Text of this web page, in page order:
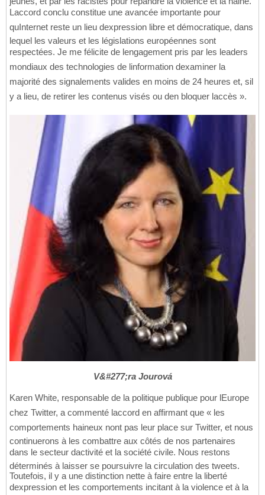
Laccord conclu constitue une avancée importante pour
quInternet reste un lieu dexpression libre et démocratique, dans
lequel les valeurs et les législations européennes sont
respectées. Je me félicite de lengagement pris par les leaders
mondiaux des technologies de linformation dexaminer la
majorité des signalements valides en moins de 24 heures et, sil
y a lieu, de retirer les contenus visés ou den bloquer laccès ».
V&#277;ra Jourová
Karen White, responsable de la politique publique pour lEurope
chez Twitter, a commenté laccord en affirmant que « les
comportements haineux nont pas leur place sur Twitter, et nous
continuerons à les combattre aux côtés de nos partenaires
dans le secteur dactivité et la société civile. Nous restons
déterminés à laisser se poursuivre la circulation des tweets.
Toutefois, il y a une distinction nette à faire entre la liberté
dexpression et les comportements incitant à la violence et à la